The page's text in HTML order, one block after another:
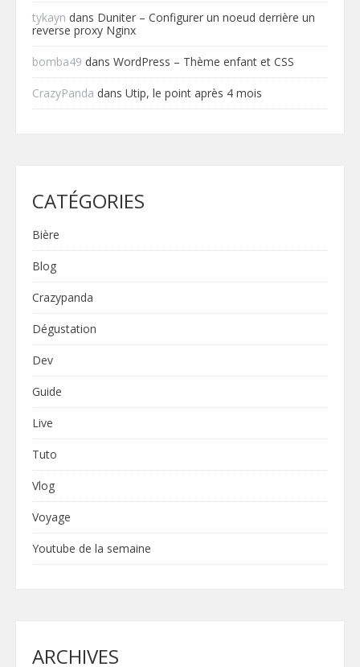
tykayn dans Duniter – Configurer un noeud derrière un
reverse proxy Nginx
bomba49 dans WordPress – Thème enfant et CSS
CrazyPanda dans Utip, le point après 4 mois
CATÉGORIES
Bière
Blog
Crazypanda
Dégustation
Dev
Guide
Live
Tuto
Vlog
Voyage
Youtube de la semaine
ARCHIVES